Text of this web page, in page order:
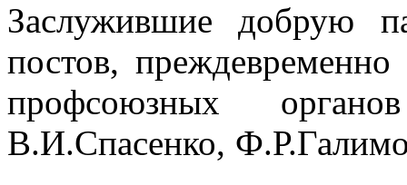
Заслужившие добрую
постов,
профсоюзных
В.И.Спасенко,